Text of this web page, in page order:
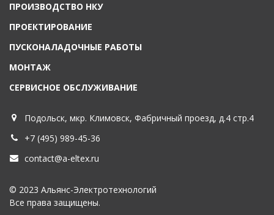
ПРОИЗВОДСТВО НКУ
ПРОЕКТИРОВАНИЕ
ПУСКОНАЛАДОЧНЫЕ РАБОТЫ
МОНТАЖ
СЕРВИСНОЕ ОБСЛУЖИВАНИЕ
Подольск, мкр. Климовск, Фабричный проезд, д.4 стр.4
+7 (495) 989-45-36
contact@a-eltex.ru
© 2023 Альянс-Электротехнологий
Все права защищены.